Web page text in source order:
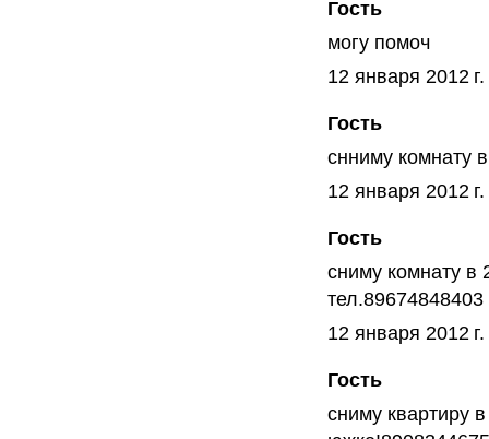
Гость
могу помоч
12 января 2012
Гость
снниму комнату
12 января 2012
Гость
сниму комнату в
12 января 2012
Гость
сниму квартиру